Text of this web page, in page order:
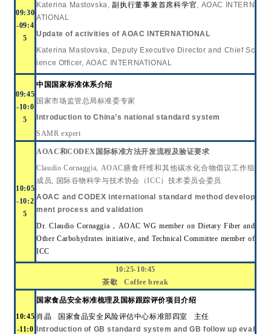
09:30
-09:4
5
Katerina Mastovska,副执行董事兼首席科学官, AOAC INTERN
ATIONAL
Update of activities ofAOAC INTERNATIONAL
Katerina Mastovska, Deputy Executive Director and Chief Sc
ience Officer, AOAC INTERNATIONAL
09:45
-10:0
5
中国国家标准体系介绍
国家市场监管总局标准委专家
Introduction to China’s national standard system
SAMR expert
10:05
-10:2
5
AOAC和CODEX 国际标准方法开发流程及验证要求
Claudio Cornaggia, AOAC膳食纤维和其他碳水化合物倡议工作组
成员, 国际谷物科学与技术协会（ICC）技术委员会委员
AOAC and CODEX international standard method develop
ment process and validation
Dr. Claudio Cornaggia ， AOAC WG member on Dietary Fiber and
Other Carbohydrates initiative, and Technical Committee member of
ICC
10:25-10:45
茶歇
Coffee break
10:45
-11:0
国家食品安全标准梳理及国标跟踪评价项目介绍
肖晶
国家食品安全风险评估中心标准部四室 主任
Introduction of GB standard system and GB follow up eval